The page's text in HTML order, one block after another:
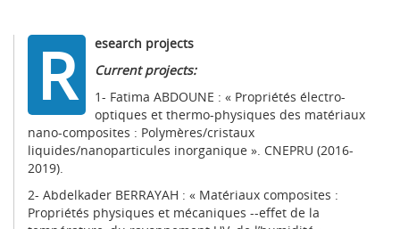
R
esearch projects
Current projects:
1- Fatima ABDOUNE : « Propriétés électro-
optiques et thermo-physiques des matériaux
nano-composites : Polymères/cristaux
liquides/nanoparticules inorganique ». CNEPRU (2016-
2019).
2- Abdelkader BERRAYAH : « Matériaux composites :
Propriétés physiques et mécaniques --effet de la